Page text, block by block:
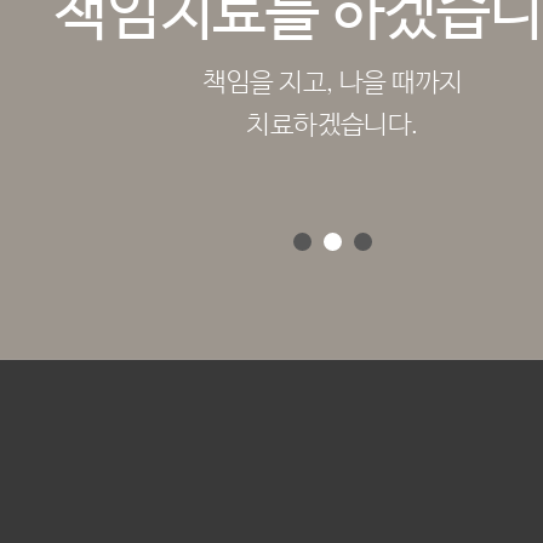
책임치료를 하겠습
책임을 지고, 나을 때까지
치료하겠습니다.